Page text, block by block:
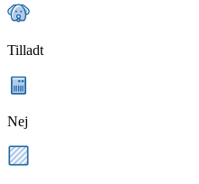
Tilladt
Nej